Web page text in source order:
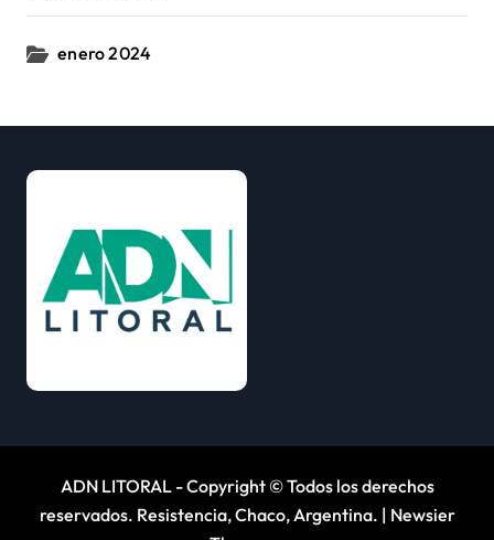
enero 2024
ADN LITORAL - Copyright © Todos los derechos
reservados. Resistencia, Chaco, Argentina. | Newsier